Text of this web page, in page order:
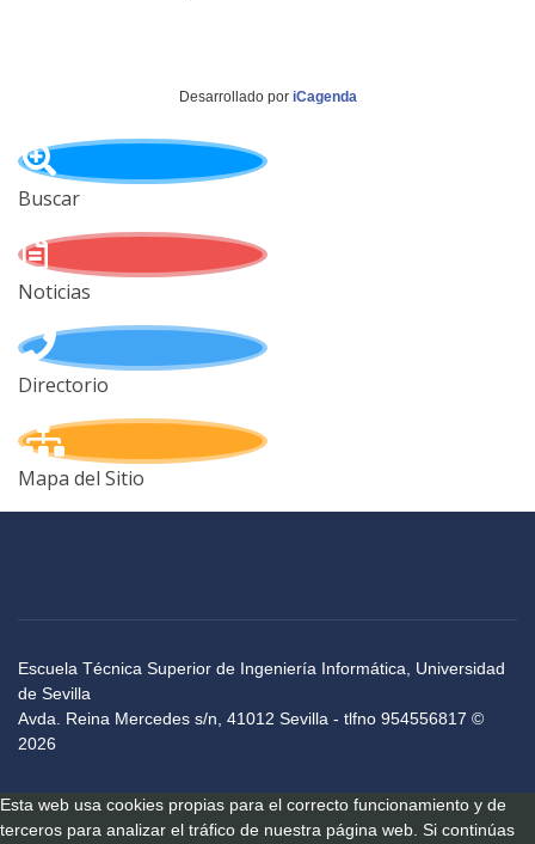
Desarrollado por iCagenda
Buscar
Noticias
Directorio
Mapa del Sitio
Escuela Técnica Superior de Ingeniería Informática, Universidad
de Sevilla
Avda. Reina Mercedes s/n, 41012 Sevilla - tlfno 954556817 ©
2026
Esta web usa cookies propias para el correcto funcionamiento y de
terceros para analizar el tráfico de nuestra página web. Si continúas